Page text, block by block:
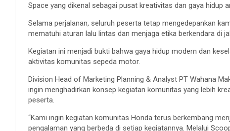
Space yang dikenal sebagai pusat kreativitas dan gaya hidup
Selama perjalanan, seluruh peserta tetap mengedepankan
mematuhi aturan lalu lintas dan menjaga etika berkendara di
Kegiatan ini menjadi bukti bahwa gaya hidup modern dan
aktivitas komunitas sepeda motor.
Division Head of Marketing Planning & Analyst PT Wahana
ingin menghadirkan konsep kegiatan komunitas yang lebih
peserta.
“Kami ingin kegiatan komunitas Honda terus berkembang
pengalaman yang berbeda di setiap kegiatannya. Melalui